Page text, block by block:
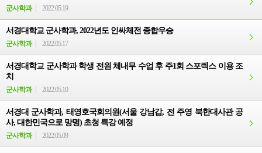
군사학과 2022.05.19
서경대학교 군사학과, 2022년도 인싸체전 종합우승
군사학과 2022.05.17
서경대학교 군사학과 학생 전원 체내무 수업 후 주1회 스포렉스 이용 조
치
군사학과 2022.05.10
서경대 군사학과, 태영호국회의원(서울 강남갑, 전 주영 북한대사관 공
사, 대한민국으로 망명) 초청 특강 예정
군사학과 2022.05.09